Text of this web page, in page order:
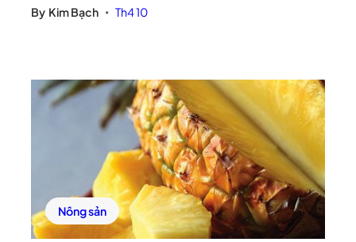
By Kim Bạch • Th4 10
Nông sản